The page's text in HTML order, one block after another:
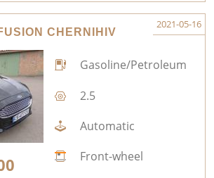
CHERNIHIV
2021-05-16
Gasoline/Petroleum
2.5
Automatic
Front-wheel